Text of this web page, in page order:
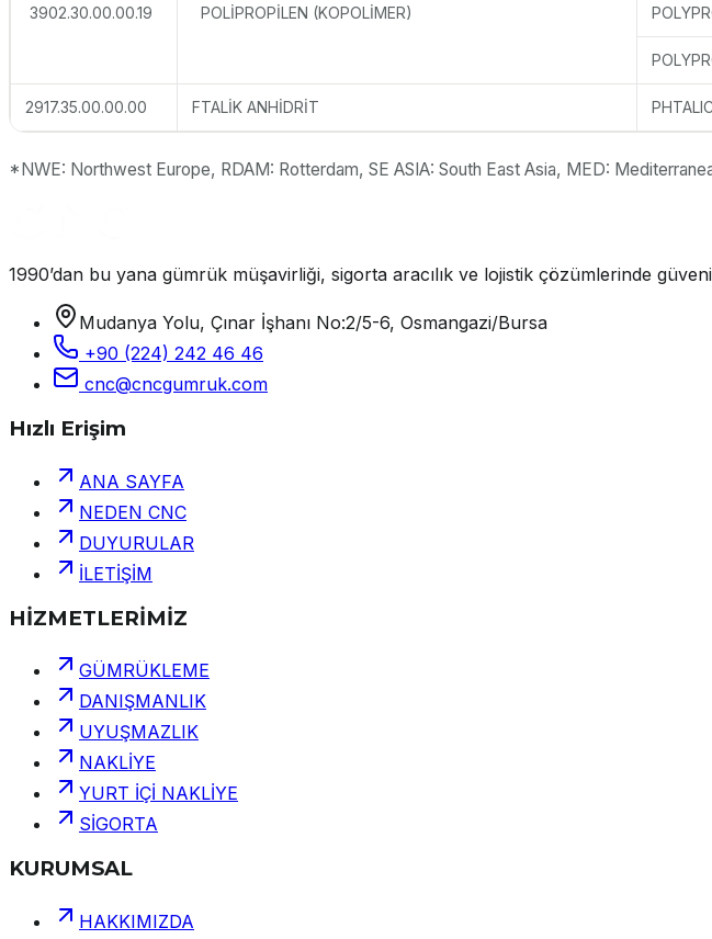
3902.30.00.00.19 POLİPROPİLEN (KOPOLİMER)
2917.35.00.00.00 FTALİK ANHİDRİT
*NWE: Northwest Europe, RDAM: Rotterdam, SE ASIA: South East Asia, MED:
1990’dan bu yana gümrük müşavirliği, sigorta aracılık ve lojistik çözümlerinde
Mudanya Yolu, Çınar İşhanı No:2/5-6, Osmangazi/Bursa
+90 (224) 242 46 46
cnc@cncgumruk.com
Hızlı Erişim
ANA SAYFA
NEDEN CNC
DUYURULAR
İLETİŞİM
HİZMETLERİMİZ
GÜMRÜKLEME
DANIŞMANLIK
UYUŞMAZLIK
NAKLİYE
YURT İÇİ NAKLİYE
SİGORTA
KURUMSAL
HAKKIMIZDA